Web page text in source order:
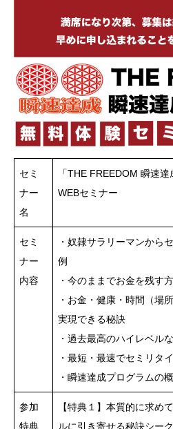
セミ
ナー
名
「THE FREEDOM 瞬速
WEBセミナー
セミ
ナー
内容
・奴隷サラリーマンから
例
・今のままでお金を残す
・お金・健康・時間（場
実現できる秘訣
・過去最高のハイレベル
・最短・最速でセミリタ
・瞬速達成プログラムの
参加
特典
【特典１】本質的に求め
ルに引き寄せる秘訣シー